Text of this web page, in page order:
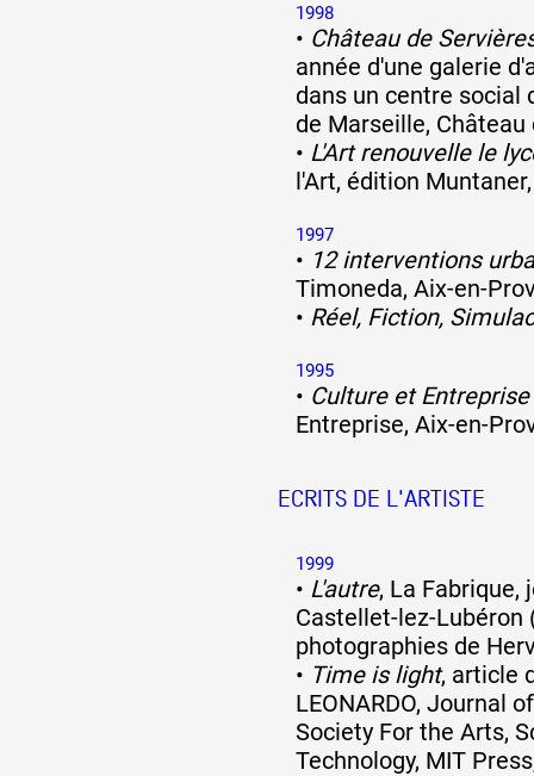
1998
• Château de
année d'une galerie
dans un centre social
de Marseille, Château
• L'Art renouvelle le
l'Art, édition
1997
• 12 interventions
Timoneda, Aix-en-
• Réel, Fiction,
1995
• Culture et Entreprise
Entreprise, Aix-en-
ECRITS DE L'ARTISTE
1999
• L'autre, La Fabrique,
Castellet-lez-Lubéron
photographies de
• Time is light, article
LEONARDO, Journal
Society For the Arts,
Technology, MIT